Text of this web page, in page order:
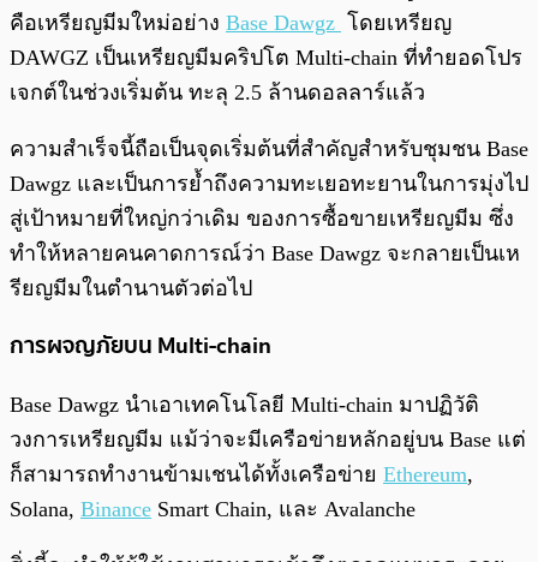
คือเหรียญมีมใหม่อย่าง Base Dawgz โดยเหรียญ
DAWGZ เป็นเหรียญมีมคริปโต Multi-chain ที่ทำยอดโปร
เจกต์ในช่วงเริ่มต้น ทะลุ 2.5 ล้านดอลลาร์แล้ว
ความสำเร็จนี้ถือเป็นจุดเริ่มต้นที่สำคัญสำหรับชุมชน Base
Dawgz และเป็นการย้ำถึงความทะเยอทะยานในการมุ่งไป
สู่เป้าหมายที่ใหญ่กว่าเดิม ของการซื้อขายเหรียญมีม ซึ่ง
ทำให้หลายคนคาดการณ์ว่า Base Dawgz จะกลายเป็นเห
รียญมีมในตำนานตัวต่อไป
การผจญภัยบน Multi-chain
Base Dawgz นำเอาเทคโนโลยี Multi-chain มาปฏิวัติ
วงการเหรียญมีม แม้ว่าจะมีเครือข่ายหลักอยู่บน Base แต่
ก็สามารถทำงานข้ามเชนได้ทั้งเครือข่าย Ethereum,
Solana, Binance Smart Chain, และ Avalanche